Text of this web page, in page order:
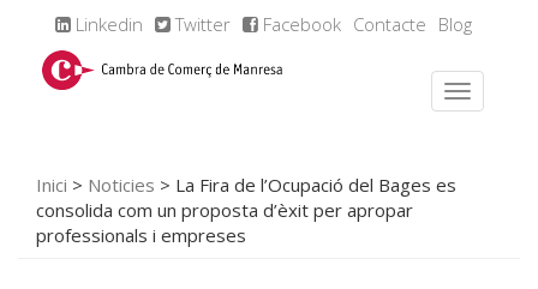
Linkedin Twitter Facebook Contacte Blog
Inici > Noticies > La Fira de l’Ocupació del Bages es
consolida com un proposta d’èxit per apropar
professionals i empreses